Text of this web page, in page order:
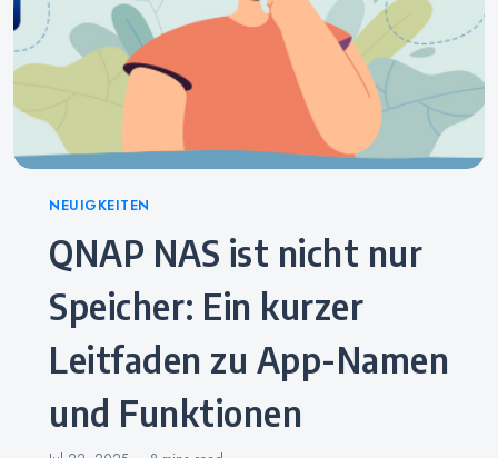
Categories
NEUIGKEITEN
QNAP NAS ist nicht nur
Speicher: Ein kurzer
Leitfaden zu App-Namen
und Funktionen